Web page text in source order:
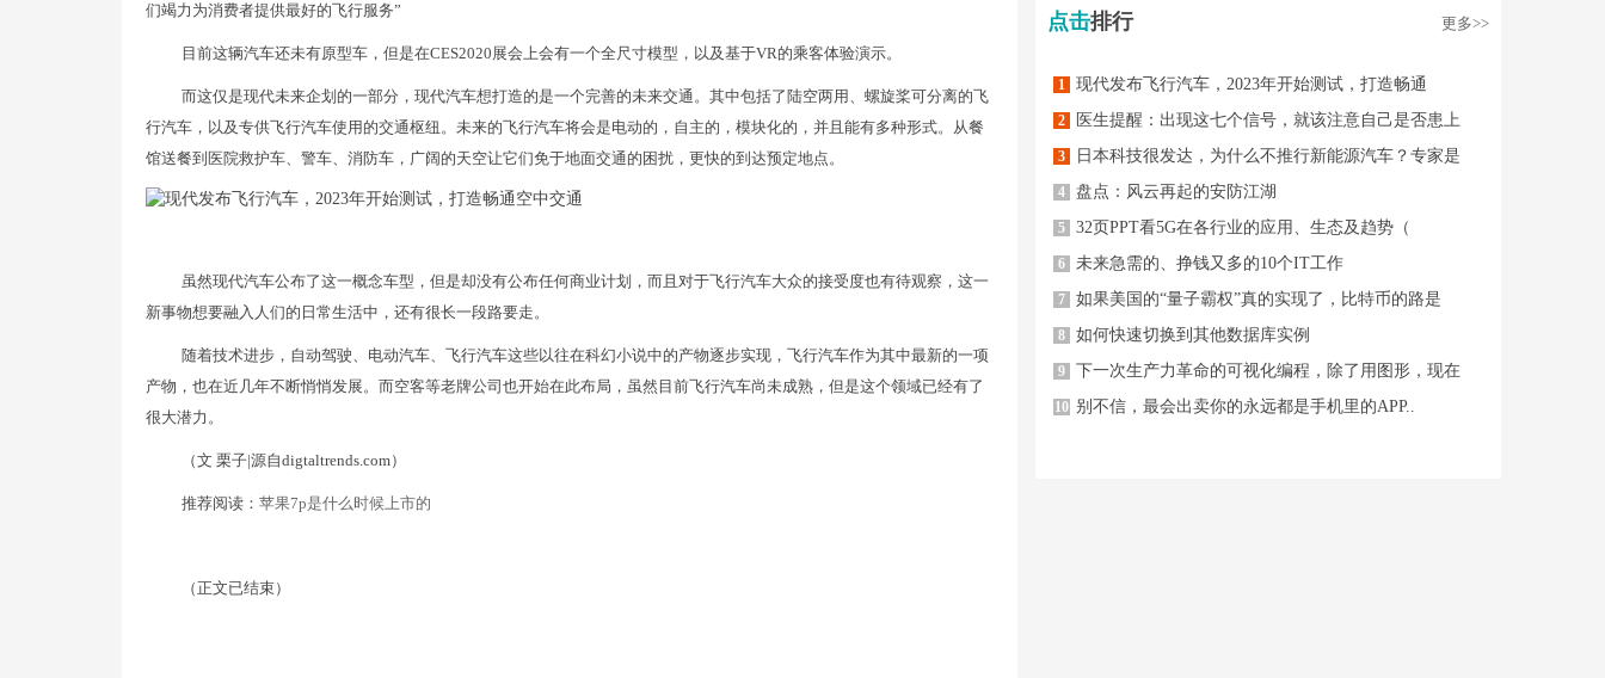
们竭力为消费者提供最好的飞行服务”
目前这辆汽车还未有原型车，但是在CES2020展会上会有一个全尺寸模型，以及基于VR的乘客体验演示。
而这仅是现代未来企划的一部分，现代汽车想打造的是一个完善的未来交通。其中包括了陆空两用、螺旋桨可分离的飞
行汽车，以及专供飞行汽车使用的交通枢纽。未来的飞行汽车将会是电动的，自主的，模块化的，并且能有多种形式。从餐
馆送餐到医院救护车、警车、消防车，广阔的天空让它们免于地面交通的困扰，更快的到达预定地点。
虽然现代汽车公布了这一概念车型，但是却没有公布任何商业计划，而且对于飞行汽车大众的接受度也有待观察，这一
新事物想要融入人们的日常生活中，还有很长一段路要走。
随着技术进步，自动驾驶、电动汽车、飞行汽车这些以往在科幻小说中的产物逐步实现，飞行汽车作为其中最新的一项
产物，也在近几年不断悄悄发展。而空客等老牌公司也开始在此布局，虽然目前飞行汽车尚未成熟，但是这个领域已经有了
很大潜力。
（文 栗子|源自digtaltrends.com）
推荐阅读： 苹果7p是什么时候上市的
（正文已结束）
点击排行 更多>>
1 现代发布飞行汽车，2023年开始测试，打造畅通
2 医生提醒：出现这七个信号，就该注意自己是否患上
3 日本科技很发达，为什么不推行新能源汽车？专家是
4 盘点：风云再起的安防江湖
5 32页PPT看5G在各行业的应用、生态及趋势（
6 未来急需的、挣钱又多的10个IT工作
7 如果美国的“量子霸权”真的实现了，比特币的路是
8 如何快速切换到其他数据库实例
9 下一次生产力革命的可视化编程，除了用图形，现在
10 别不信，最会出卖你的永远都是手机里的APP..